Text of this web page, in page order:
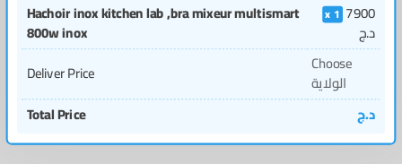
Hachoir inox kitchen lab ,bra mixeur multismart
800w inox
1 7900
د.ج
Deliver Price
Choose
الولاية
Total Price
د.ج